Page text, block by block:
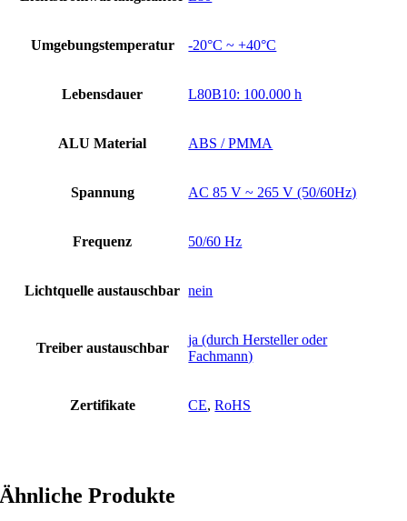
Umgebungstemperatur -20°C ~ +40°C
Lebensdauer L80B10: 100.000 h
ALU Material ABS / PMMA
Spannung AC 85 V ~ 265 V (50/60Hz)
Frequenz 50/60 Hz
Lichtquelle austauschbar nein
Treiber austauschbar
ja (durch Hersteller oder
Fachmann)
Zertifikate CE,RoHS
Ähnliche Produkte